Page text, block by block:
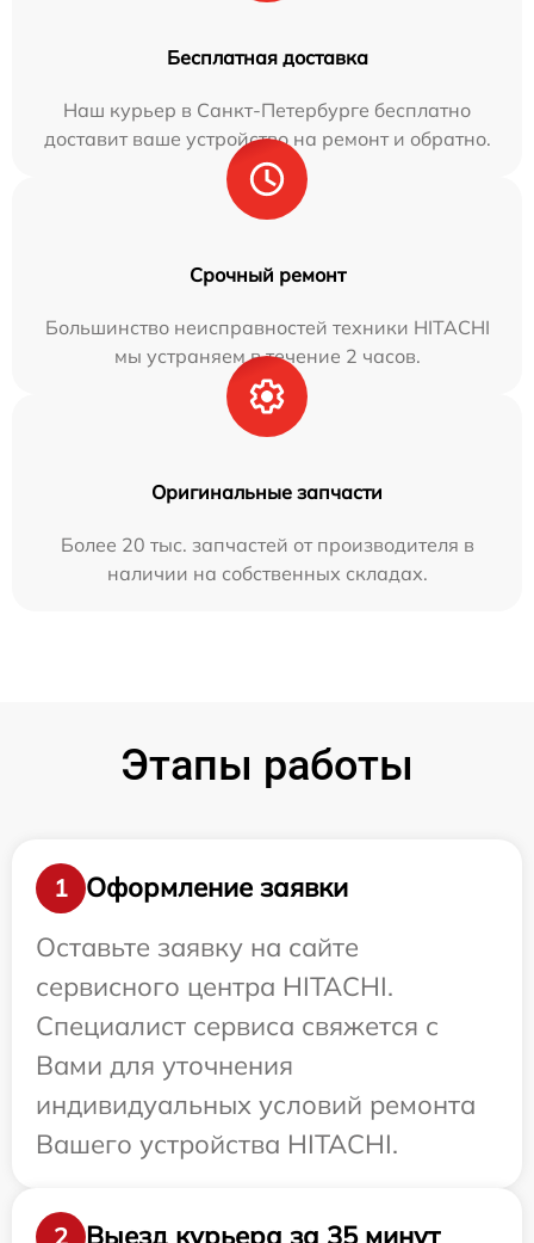
Бесплатная доставка
Наш курьер в Санкт-Петербурге бесплатно
доставит ваше устройство на ремонт и обратно.
Срочный ремонт
Большинство неисправностей техники HITACHI
мы устраняем в течение 2 часов.
Оригинальные запчасти
Более 20 тыс. запчастей от производителя в
наличии на собственных складах.
Этапы работы
1
Оформление заявки
Оставьте заявку на сайте
сервисного центра HITACHI.
Специалист сервиса свяжется с
Вами для уточнения
индивидуальных условий ремонта
Вашего устройства HITACHI.
2 Выезд курьера за 35 минут